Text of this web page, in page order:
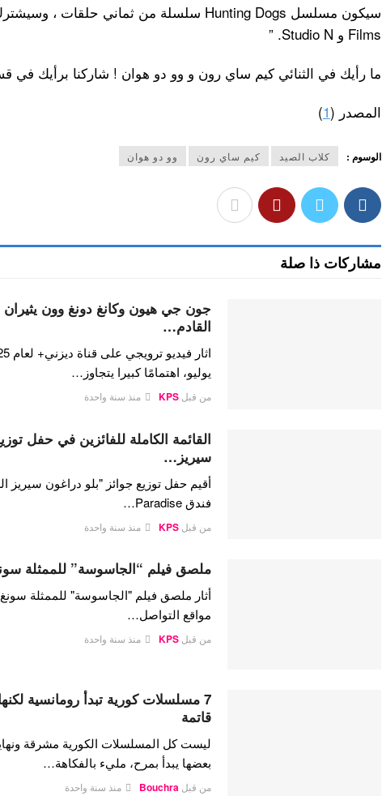
Films و Studio N. ”
ما رأيك في الثنائي كيم ساي رون و وو دو هوان ! شاركنا برأيك في
المصدر (1
)
الوسوم : كلاب الصيد كيم ساي رون وو دو هوان
مشاركات ذا صلة
جون جي هيون وكانغ دونغ وون
القادم…
يوليو، اهتمامًا كبيرا يتجاوز…
من قبلKPS منذ سنة واحدة
القائمة الكاملة للفائزين في حفل
سيريز…
فندق Paradise…
من قبلKPS منذ سنة واحدة
ملصق فيلم “الجاسوسة” للممثلة
أثار ملصق فيلم "الجاسوسة" للممثلة
مواقع التواصل…
من قبلKPS منذ سنة واحدة
7 مسلسلات كورية تبدأ رومانسية
قاتمة
ليست كل المسلسلات الكورية مشرقة
بعضها يبدأ بمرح، مليء بالفكاهة…
من قبل Bouchra منذ سنة واحدة